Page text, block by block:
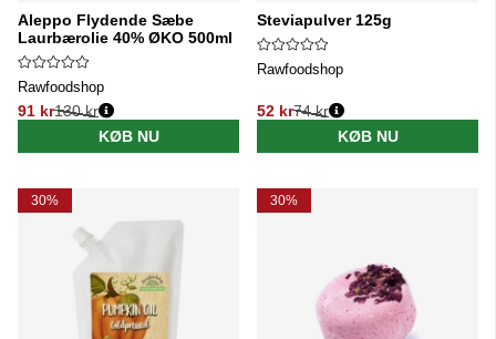
Aleppo Flydende Sæbe
Laurbærolie 40% ØKO 500ml
Rawfoodshop
91 kr
Normalpris:
130 kr
KØB NU
Steviapulver 125g
Rawfoodshop
52 kr
Normalpris:
74 kr
KØB NU
30% 30%